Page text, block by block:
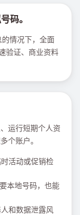
码。
情况下，全面
验证、商业资料
运行短期个人资
个账户。
活动或促销检
本地号码，也能
和数据泄露风